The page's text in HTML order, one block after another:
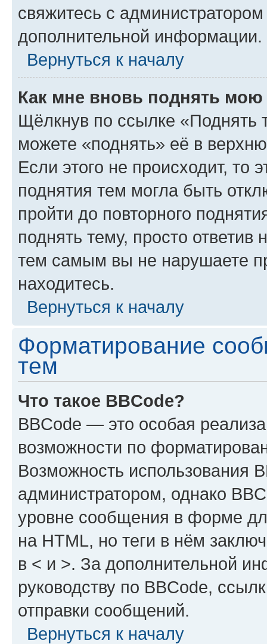
свяжитесь с
дополнительной информации.
Вернуться к началу
Как мне вновь поднять мою
Щёлкнув по ссылке «Поднять
можете «поднять» её в
Если этого не происходит, то
поднятия тем могла быть
пройти до повторного
поднять тему, просто ответив
тем самым вы не нарушаете
находитесь.
Вернуться к началу
Форматирование
тем
Что такое BBCode?
BBCode — это особая
возможности по
Возможность использования
администратором, однако
уровне сообщения в форме
на HTML, но теги в нём
в < и >. За дополнительной
руководству по BBCode,
отправки сообщений.
Вернуться к началу